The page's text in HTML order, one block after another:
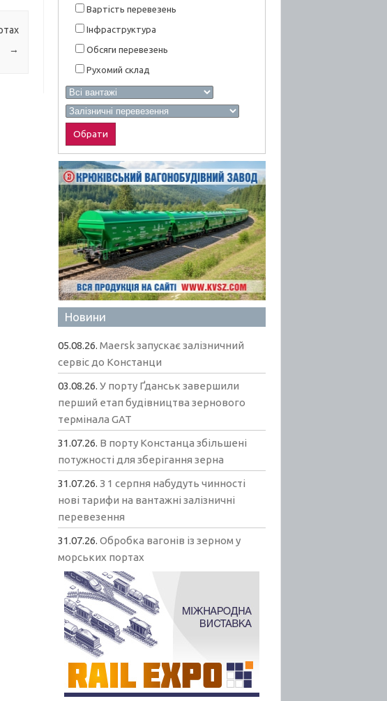
→
Вартiсть перевезень
Інфраструктура
Обсяги перевезень
Рухомий склад
Новини
05.08.26.Maersk запускає залізничний
сервіс до Констанци
03.08.26.У порту Ґданськ завершили
перший етап будівництва зернового
термінала GAT
31.07.26. В порту Констанца збільшені
потужності для зберігання зерна
31.07.26.З 1 серпня набудуть чинності
нові тарифи на вантажні залізничні
перевезення
31.07.26.Обробка вагонів із зерном у
морських портах